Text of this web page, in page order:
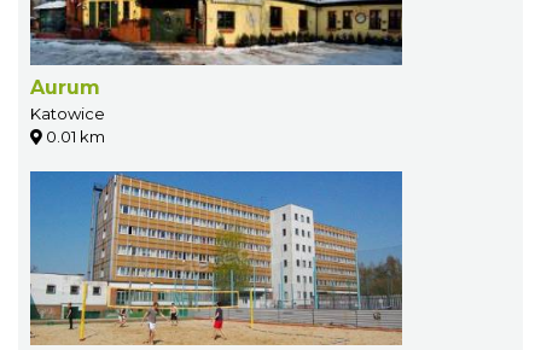
Aurum
Katowice
0.01 km